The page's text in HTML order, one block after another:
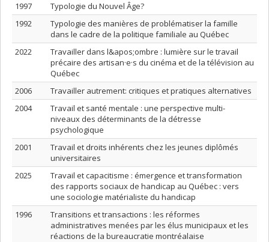
1997
Typologie du Nouvel Âge?
1992
Typologie des manières de problématiser la famille
dans le cadre de la politique familiale au Québec
2022
Travailler dans l&apos;ombre : lumière sur le travail
précaire des artisan·e·s du cinéma et de la télévision au
Québec
2006
Travailler autrement: critiques et pratiques alternatives
2004
Travail et santé mentale : une perspective multi-
niveaux des déterminants de la détresse
psychologique
2001
Travail et droits inhérents chez les jeunes diplômés
universitaires
2025
Travail et capacitisme : émergence et transformation
des rapports sociaux de handicap au Québec : vers
une sociologie matérialiste du handicap
1996
Transitions et transactions : les réformes
administratives menées par les élus municipaux et les
réactions de la bureaucratie montréalaise